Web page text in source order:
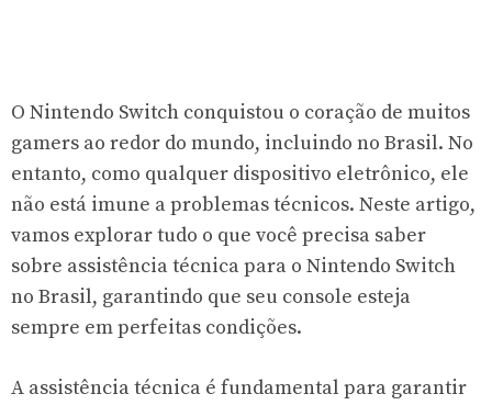
O Nintendo Switch conquistou o coração de muitos
gamers ao redor do mundo, incluindo no Brasil. No
entanto, como qualquer dispositivo eletrônico, ele
não está imune a problemas técnicos. Neste artigo,
vamos explorar tudo o que você precisa saber
sobre assistência técnica para o Nintendo Switch
no Brasil, garantindo que seu console esteja
sempre em perfeitas condições.
A assistência técnica é fundamental para garantir